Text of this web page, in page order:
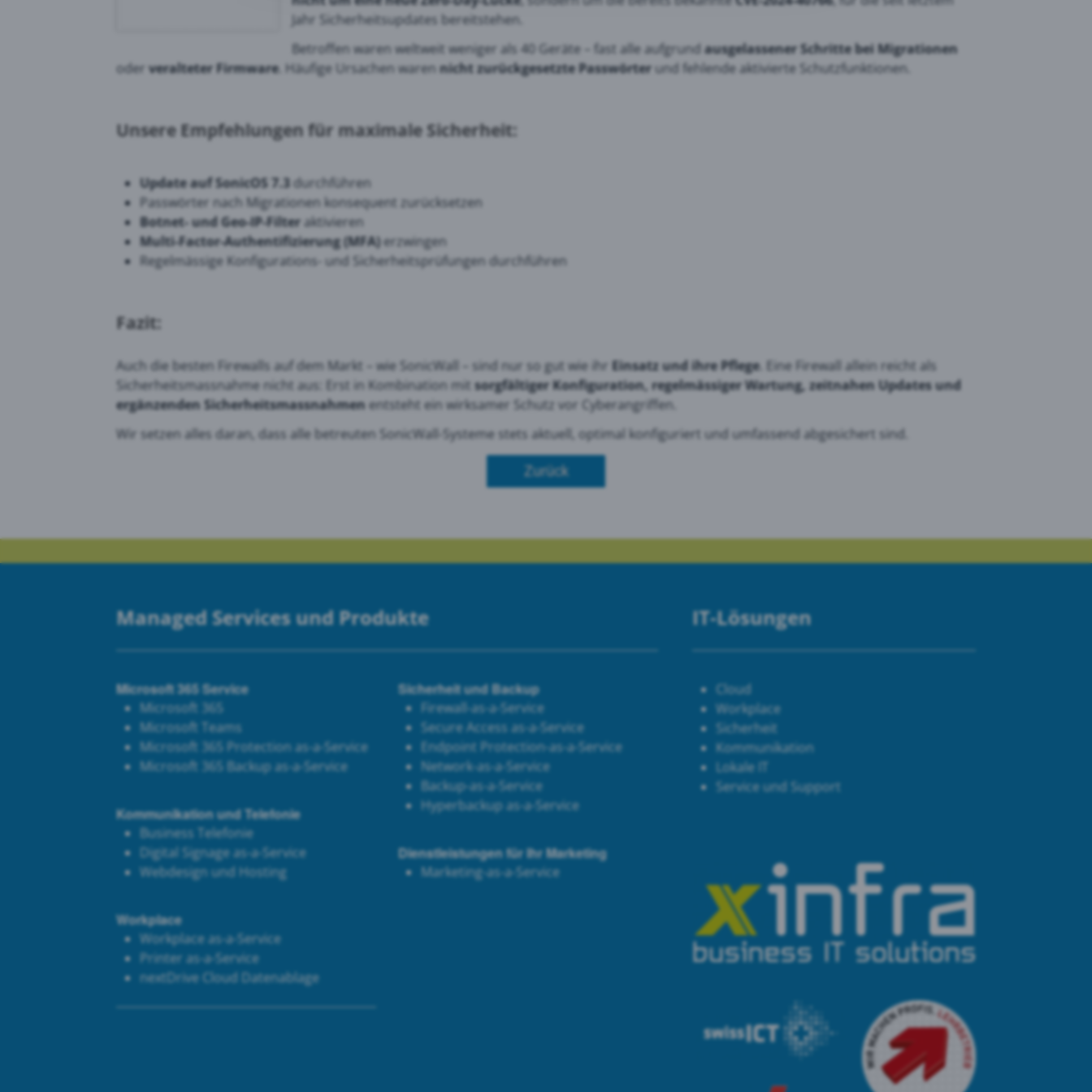
Jahr Sicherheitsupdates bereitstehen.
Betroffen waren weltweit weniger als 40 Geräte – fast alle aufgrund ausgelassener Schritte bei Migrationen
oder veralteter Firmware. Häufige Ursachen waren nicht zurückgesetzte Passwörter und fehlende aktivierte Schutzfunktionen.
Unsere Empfehlungen für maximale Sicherheit:
Update auf SonicOS 7.3durchführen
Passwörter nach Migrationen konsequent zurücksetzen
Botnet- und Geo-IP-Filteraktivieren
Multi-Factor-Authentifizierung (MFA)erzwingen
Regelmässige Konfigurations- und Sicherheitsprüfungen durchführen
Fazit:
Auch die besten Firewalls auf dem Markt – wie SonicWall – sind nur so gut wie ihr Einsatz und ihre Pflege. Eine Firewall allein reicht als
Sicherheitsmassnahme nicht aus: Erst in Kombination mit sorgfältiger Konfiguration, regelmässiger Wartung, zeitnahen Updates und
ergänzenden Sicherheitsmassnahmenentsteht ein wirksamer Schutz vor Cyberangriffen.
Wir setzen alles daran, dass alle betreuten SonicWall-Systeme stets aktuell, optimal konfiguriert und umfassend abgesichert sind.
Zurück
Managed Services und Produkte
Microsoft 365 Service
Microsoft 365
Microsoft Teams
Microsoft 365 Protection as-a-Service
Microsoft 365 Backup as-a-Service
Kommunikation und Telefonie
Business Telefonie
Digital Signage as-a-Service
Webdesign und Hosting
Workplace
Workplace as-a-Service
Printer as-a-Service
nextDrive Cloud Datenablage
Sicherheit und Backup
Firewall-as-a-Service
Secure Access as-a-Service
Endpoint Protection-as-a-Service
Network-as-a-Service
Backup-as-a-Service
Hyperbackup as-a-Service
Dienstleistungen für Ihr Marketing
Marketing-as-a-Service
IT-Lösungen
Cloud
Workplace
Sicherheit
Kommunikation
Lokale IT
Service und Support
Google Maps